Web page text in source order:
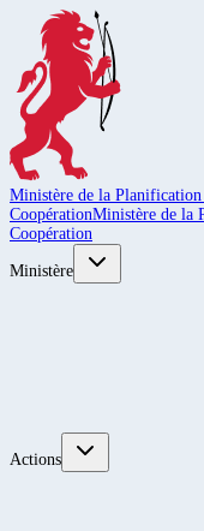
Ministère de la
CoopérationMinistère de la
Coopération
Ministère
Actions